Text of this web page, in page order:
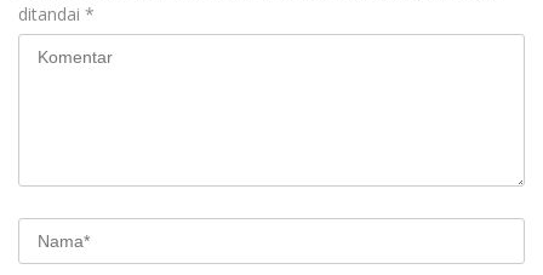
ditandai *